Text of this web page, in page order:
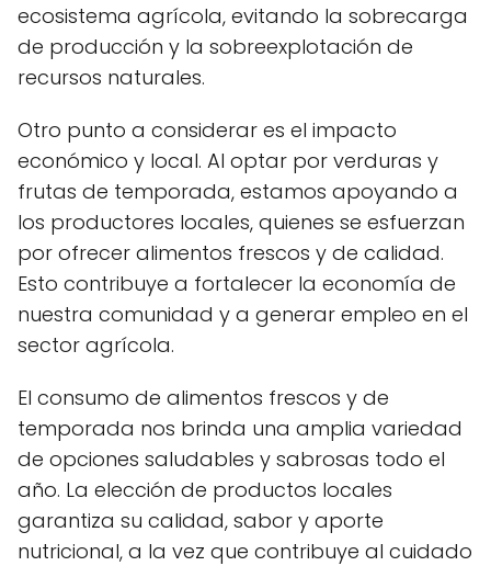
ecosistema agrícola, evitando la sobrecarga
de producción y la sobreexplotación de
recursos naturales.
Otro punto a considerar es el impacto
económico y local. Al optar por verduras y
frutas de temporada, estamos apoyando a
los productores locales, quienes se esfuerzan
por ofrecer alimentos frescos y de calidad.
Esto contribuye a fortalecer la economía de
nuestra comunidad y a generar empleo en el
sector agrícola.
El consumo de alimentos frescos y de
temporada nos brinda una amplia variedad
de opciones saludables y sabrosas todo el
año. La elección de productos locales
garantiza su calidad, sabor y aporte
nutricional, a la vez que contribuye al cuidado